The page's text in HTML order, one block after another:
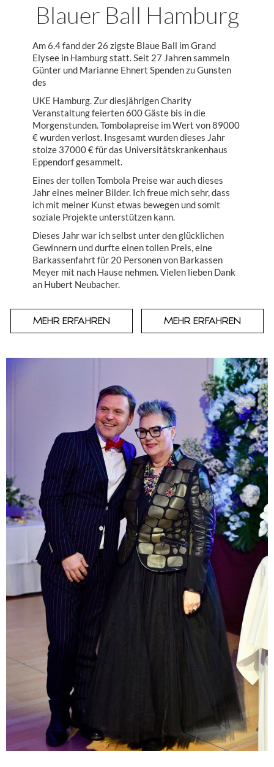
Blauer Ball Hamburg
Am 6.4 fand der 26 zigste Blaue Ball im Grand
Elysee in Hamburg statt. Seit 27 Jahren sammeln
Günter und Marianne Ehnert Spenden zu Gunsten
des
UKE Hamburg. Zur diesjährigen Charity
Veranstaltung feierten 600 Gäste bis in die
Morgenstunden. Tombolapreise im Wert von 89000
€ wurden verlost. Insgesamt wurden dieses Jahr
stolze 37000 € für das Universitätskrankenhaus
Eppendorf gesammelt.
Eines der tollen Tombola Preise war auch dieses
Jahr eines meiner Bilder. Ich freue mich sehr, dass
ich mit meiner Kunst etwas bewegen und somit
soziale Projekte unterstützen kann.
Dieses Jahr war ich selbst unter den glücklichen
Gewinnern und durfte einen tollen Preis, eine
Barkassenfahrt für 20 Personen von Barkassen
Meyer mit nach Hause nehmen. Vielen lieben Dank
an Hubert Neubacher.
MEHR ERFAHREN MEHR ERFAHREN